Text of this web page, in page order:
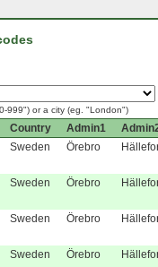
999") or a city (eg. "London")
Country Admin1
Sweden Örebro
Sweden Örebro
Sweden Örebro
Sweden Örebro